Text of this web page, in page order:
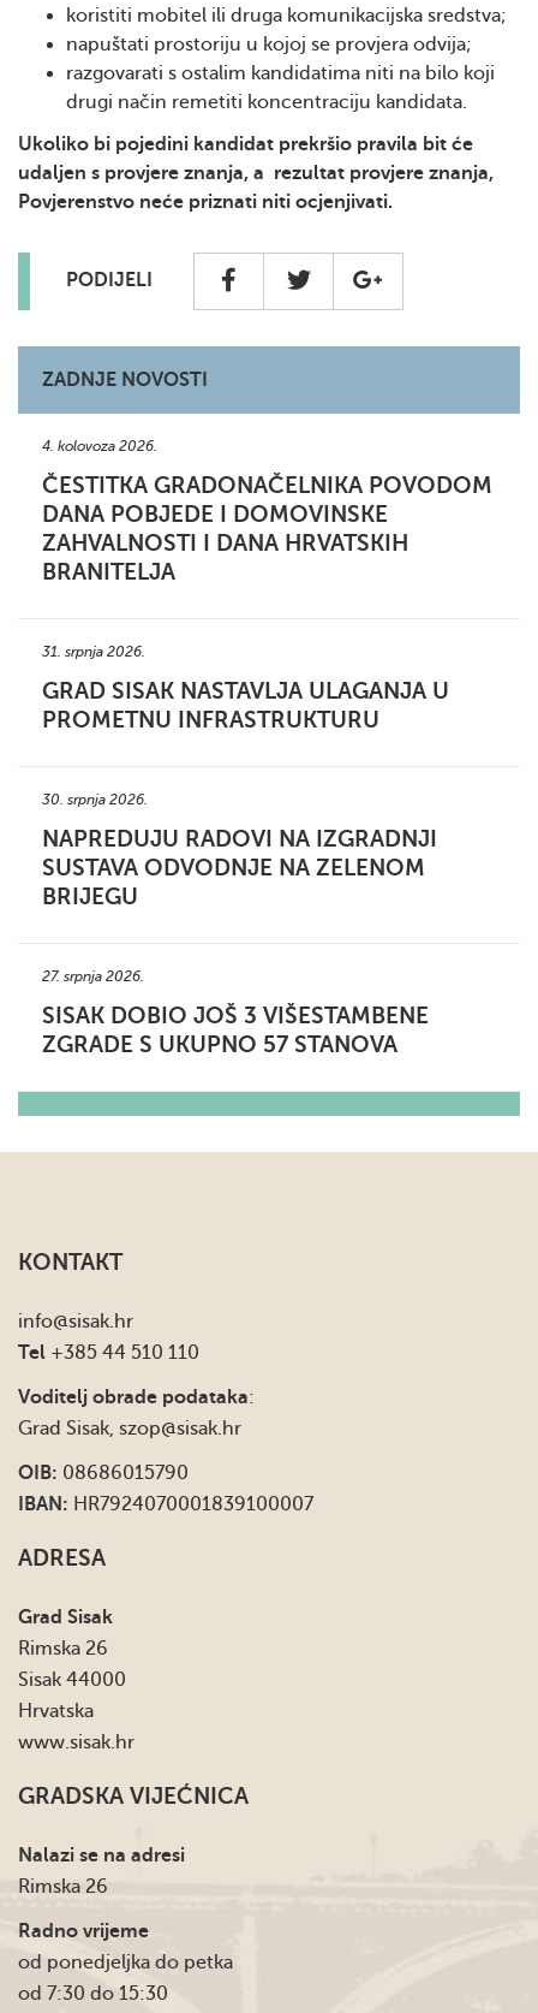
koristiti mobitel ili druga komunikacijska sredstva;
napuštati prostoriju u kojoj se provjera odvija;
razgovarati s ostalim kandidatima niti na bilo koji
drugi način remetiti koncentraciju kandidata.
Ukoliko bi pojedini kandidat prekršio pravila bit će
udaljen s provjere znanja, a rezultat provjere znanja,
Povjerenstvo neće priznati niti ocjenjivati.
PODIJELI
ZADNJE NOVOSTI
4. kolovoza 2026.
ČESTITKA GRADONAČELNIKA POVODOM
DANA POBJEDE I DOMOVINSKE
ZAHVALNOSTI I DANA HRVATSKIH
BRANITELJA
31. srpnja 2026.
GRAD SISAK NASTAVLJA ULAGANJA U
PROMETNU INFRASTRUKTURU
30. srpnja 2026.
NAPREDUJU RADOVI NA IZGRADNJI
SUSTAVA ODVODNJE NA ZELENOM
BRIJEGU
27. srpnja 2026.
SISAK DOBIO JOŠ 3 VIŠESTAMBENE
ZGRADE S UKUPNO 57 STANOVA
KONTAKT
info@sisak.hr
Tel +385 44 510 110
Voditelj obrade podataka:
Grad Sisak, szop@sisak.hr
OIB: 08686015790
IBAN: HR7924070001839100007
ADRESA
Grad Sisak
Rimska 26
Sisak 44000
Hrvatska
www.sisak.hr
GRADSKA VIJEĆNICA
Nalazi se na adresi
Rimska 26
Radno vrijeme
od ponedjeljka do petka
od 7:30 do 15:30